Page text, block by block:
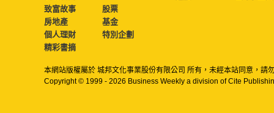
致富故事
股票
房地產
基金
個人理財
特別企劃
精彩書摘
本網站版權屬於 城邦文化事業股份有限公司 所有，未經本站同意，請
Copyright © 1999 - 2026 Business Weekly a division of Cite